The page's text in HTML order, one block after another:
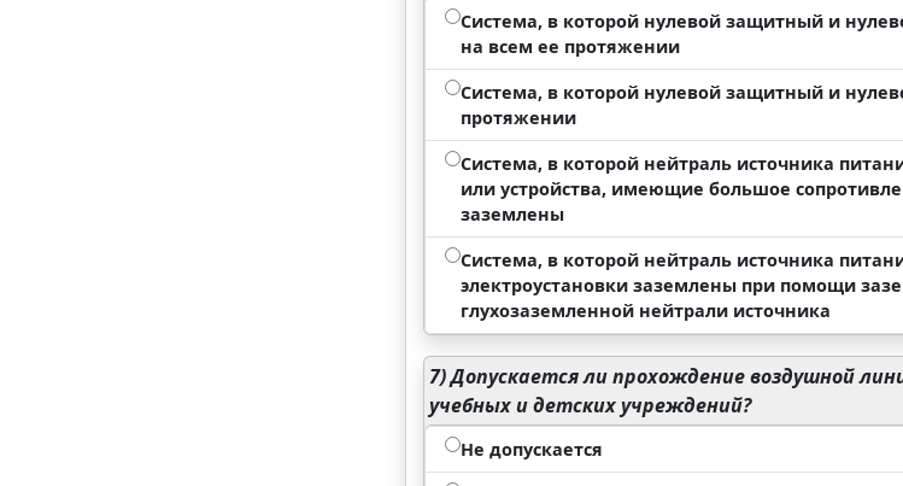
Система, в которой нулевой защитный и
на всем ее протяжении
Система, в которой нулевой защитный и
протяжении
Система, в которой нейтраль источника
или устройства, имеющие большое
заземлены
Система, в которой нейтраль источника
электроустановки заземлены при помощи
глухозаземленной нейтрали источника
7)Допускается ли прохождение воздушной
учебных и детских учреждений?
Не допускается